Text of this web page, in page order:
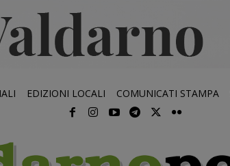
EDIZIONI LOCALI COMUNICATI STAMPA